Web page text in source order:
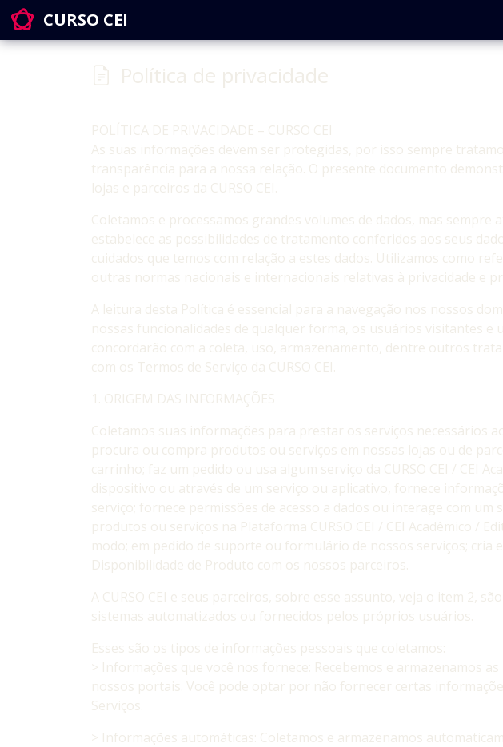
CURSO CEI
Política de privacidade
POLÍTICA DE PRIVACIDADE – CURSO CEI
As suas informações devem ser protegidas, por isso sempre
transparência para a nossa relação. O presente documento
lojas e parceiros da CURSO CEI.
Coletamos e processamos grandes volumes de dados, mas
estabelece as possibilidades de tratamento conferidos aos seus
cuidados que temos com relação a estes dados. Utilizamos como
outras normas nacionais e internacionais relativas à privacidade e
A leitura desta Política é essencial para a navegação nos nossos
nossas funcionalidades de qualquer forma, os usuários visitantes
concordarão com a coleta, uso, armazenamento, dentre outros
com os Termos de Serviço da CURSO CEI.
1. ORIGEM DAS INFORMAÇÕES
Coletamos suas informações para prestar os serviços necessários
procura ou compra produtos ou serviços em nossas lojas ou de
carrinho; faz um pedido ou usa algum serviço da CURSO CEI / CEI
dispositivo ou através de um serviço ou aplicativo, fornece
serviço; fornece permissões de acesso a dados ou interage com um
produtos ou serviços na Plataforma CURSO CEI / CEI Acadêmico /
modo; em pedido de suporte ou formulário de nossos serviços;
Disponibilidade de Produto com os nossos parceiros.
A CURSO CEI e seus parceiros, sobre esse assunto, veja o item 2,
sistemas automatizados ou fornecidos pelos próprios usuários.
Esses são os tipos de informações pessoais que coletamos:
> Informações que você nos fornece: Recebemos e armazenamos
nossos portais. Você pode optar por não fornecer certas
Serviços.
> Informações automáticas: Coletamos e armazenamos